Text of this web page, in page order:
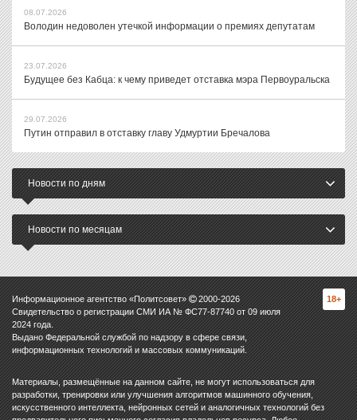
08.07.2026
Володин недоволен утечкой информации о премиях депутатам
23.07.2026
Будущее без Кабца: к чему приведет отставка мэра Первоуральска
29.07.2026
Путин отправил в отставку главу Удмуртии Бречалова
Новости по дням
Новости по месяцам
Информационное агентство «Политсовет» 2000-2026
Свидетельство о регистрации СМИ ИА № ФС77-87740 от 09 июля
2024 года.
Выдано Федеральной службой по надзору в сфере связи,
информационных технологий и массовых коммуникаций.
18+
Материалы, размещённые на данном сайте, не могут использоваться для
разработки, тренировки или улучшения алгоритмов машинного обучения,
искусственного интеллекта, нейронных сетей и аналогичных технологий без